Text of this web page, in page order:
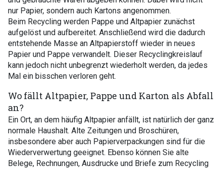
nur Papier, sondern auch Kartons angenommen.
Beim Recycling werden Pappe und Altpapier zunächst
aufgelöst und aufbereitet. Anschließend wird die dadurch
entstehende Masse an Altpapierstoff wieder in neues
Papier und Pappe verwandelt. Dieser Recyclingkreislauf
kann jedoch nicht unbegrenzt wiederholt werden, da jedes
Mal ein bisschen verloren geht.
Wo fällt Altpapier, Pappe und Karton als Abfall
an?
Ein Ort, an dem häufig Altpapier anfällt, ist natürlich der ganz
normale Haushalt. Alte Zeitungen und Broschüren,
insbesondere aber auch Papierverpackungen sind für die
Wiederverwertung geeignet. Ebenso können Sie alte
Belege, Rechnungen, Ausdrucke und Briefe zum Recycling